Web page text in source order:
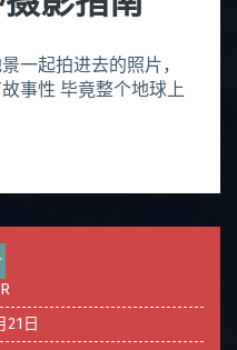
一起拍进去的照片，
事性 毕竟整个地球上
21日